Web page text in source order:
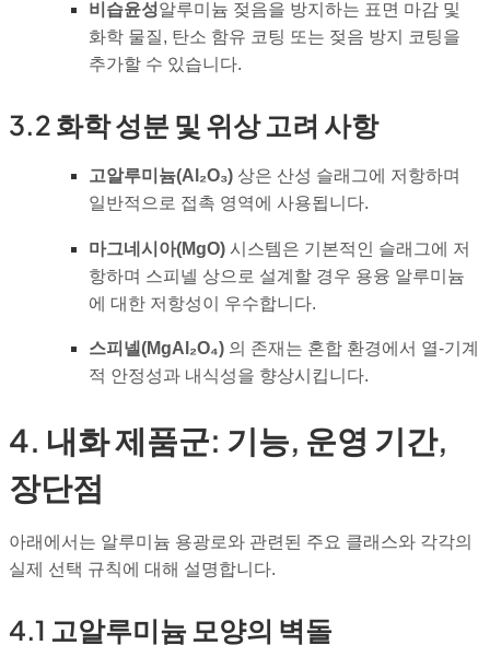
비습윤성알루미늄 젖음을 방지하는 표면 마감 및
화학 물질, 탄소 함유 코팅 또는 젖음 방지 코팅을
추가할 수 있습니다.
3.2 화학 성분 및 위상 고려 사항
고알루미늄(Al₂O₃)상은 산성 슬래그에 저항하며
일반적으로 접촉 영역에 사용됩니다.
마그네시아(MgO)시스템은 기본적인 슬래그에 저
항하며 스피넬 상으로 설계할 경우 용융 알루미늄
에 대한 저항성이 우수합니다.
스피넬(MgAl₂O₄)의 존재는 혼합 환경에서 열-기계
적 안정성과 내식성을 향상시킵니다.
4. 내화 제품군: 기능, 운영 기간,
장단점
아래에서는 알루미늄 용광로와 관련된 주요 클래스와 각각의
실제 선택 규칙에 대해 설명합니다.
4.1 고알루미늄 모양의 벽돌